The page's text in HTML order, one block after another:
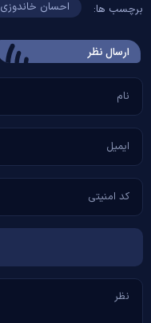
برچسب ها: احسان خاندوزی
ارسال‌ نظر